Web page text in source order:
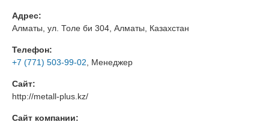
Адрес:
Алматы, ул. Толе би 304, Алматы, Казахстан
Телефон:
+7 (771) 503-99-02 , Менеджер
Сайт:
http://metall-plus.kz/
Сайт компании: